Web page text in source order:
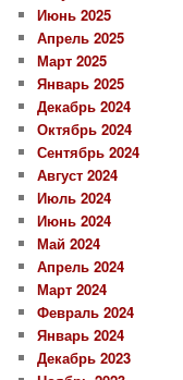
Июнь 2025
Апрель 2025
Март 2025
Январь 2025
Декабрь 2024
Октябрь 2024
Сентябрь 2024
Август 2024
Июль 2024
Июнь 2024
Май 2024
Апрель 2024
Март 2024
Февраль 2024
Январь 2024
Декабрь 2023